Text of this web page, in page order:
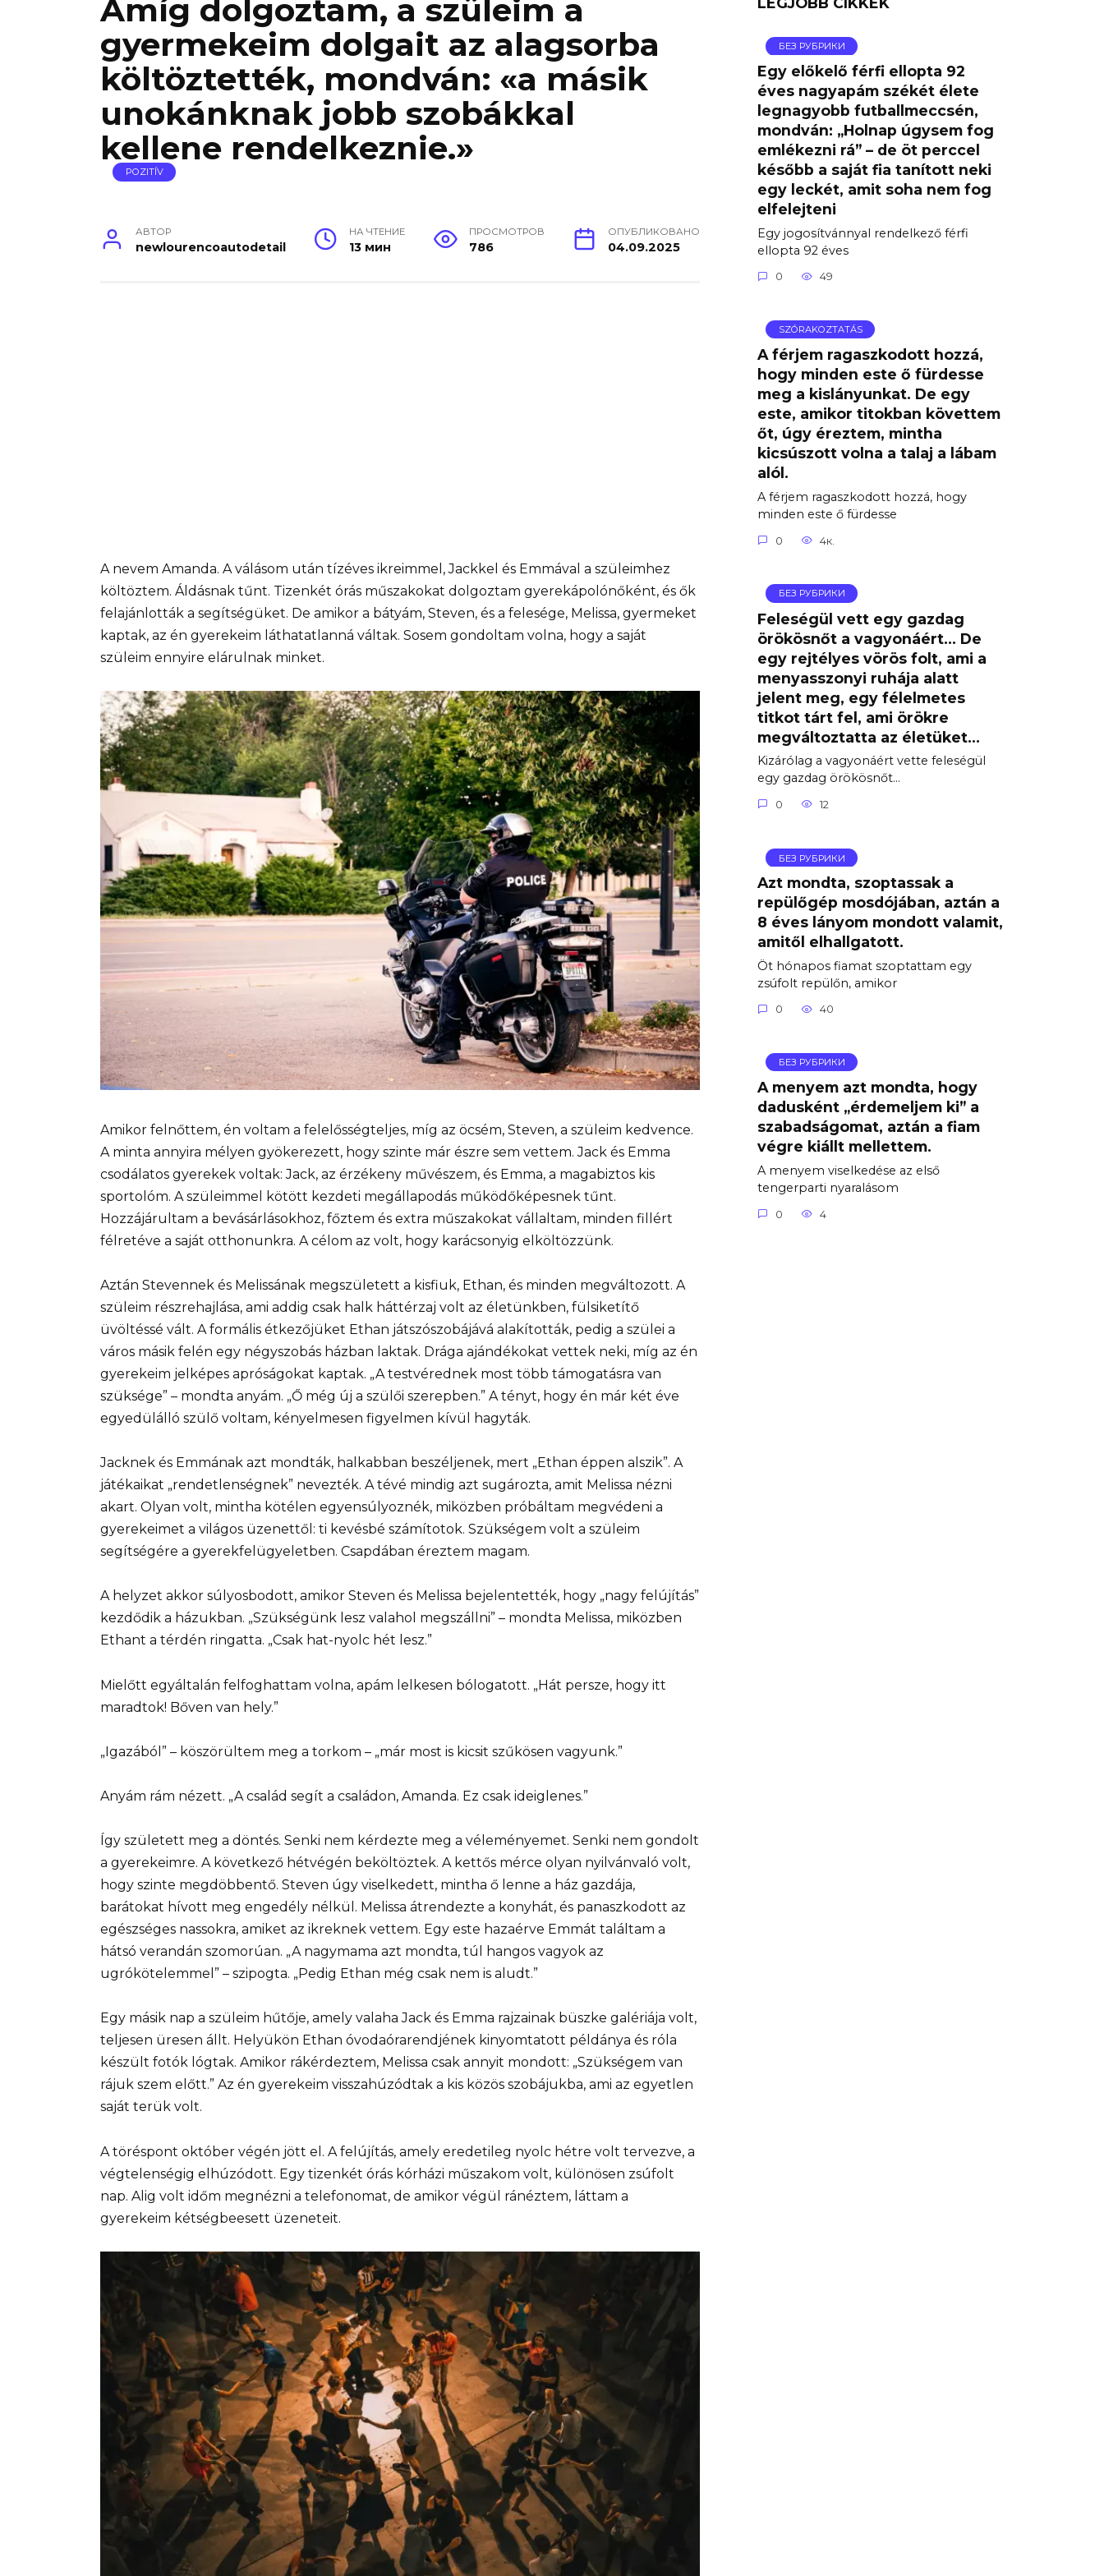
Amíg dolgoztam, a szüleim a
gyermekeim dolgait az alagsorba
költöztették, mondván: «a másik
unokánknak jobb szobákkal
kellene rendelkeznie.»
POZITÍV
АВТОР
newlourencoautodetail
НА ЧТЕНИЕ
13 мин
ПРОСМОТРОВ
786
ОПУБЛИКОВАНО
04.09.2025
A nevem Amanda. A válásom után tízéves ikreimmel, Jackkel és Emmával a szüleimhez
költöztem. Áldásnak tűnt. Tizenkét órás műszakokat dolgoztam gyerekápolónőként, és ők
felajánlották a segítségüket. De amikor a bátyám, Steven, és a felesége, Melissa, gyermeket
kaptak, az én gyerekeim láthatatlanná váltak. Sosem gondoltam volna, hogy a saját
szüleim ennyire elárulnak minket.
Amikor felnőttem, én voltam a felelősségteljes, míg az öcsém, Steven, a szüleim kedvence.
A minta annyira mélyen gyökerezett, hogy szinte már észre sem vettem. Jack és Emma
csodálatos gyerekek voltak: Jack, az érzékeny művészem, és Emma, a magabiztos kis
sportolóm. A szüleimmel kötött kezdeti megállapodás működőképesnek tűnt.
Hozzájárultam a bevásárlásokhoz, főztem és extra műszakokat vállaltam, minden fillért
félretéve a saját otthonunkra. A célom az volt, hogy karácsonyig elköltözzünk.
Aztán Stevennek és Melissának megszületett a kisfiuk, Ethan, és minden megváltozott. A
szüleim részrehajlása, ami addig csak halk háttérzaj volt az életünkben, fülsiketítő
üvöltéssé vált. A formális étkezőjüket Ethan játszószobájává alakították, pedig a szülei a
város másik felén egy négyszobás házban laktak. Drága ajándékokat vettek neki, míg az én
gyerekeim jelképes apróságokat kaptak. „A testvérednek most több támogatásra van
szüksége” – mondta anyám. „Ő még új a szülői szerepben.” A tényt, hogy én már két éve
egyedülálló szülő voltam, kényelmesen figyelmen kívül hagyták.
Jacknek és Emmának azt mondták, halkabban beszéljenek, mert „Ethan éppen alszik”. A
játékaikat „rendetlenségnek” nevezték. A tévé mindig azt sugározta, amit Melissa nézni
akart. Olyan volt, mintha kötélen egyensúlyoznék, miközben próbáltam megvédeni a
gyerekeimet a világos üzenettől: ti kevésbé számítotok. Szükségem volt a szüleim
segítségére a gyerekfelügyeletben. Csapdában éreztem magam.
A helyzet akkor súlyosbodott, amikor Steven és Melissa bejelentették, hogy „nagy felújítás”
kezdődik a házukban. „Szükségünk lesz valahol megszállni” – mondta Melissa, miközben
Ethant a térdén ringatta. „Csak hat-nyolc hét lesz.”
Mielőtt egyáltalán felfoghattam volna, apám lelkesen bólogatott. „Hát persze, hogy itt
maradtok! Bőven van hely.”
„Igazából” – köszörültem meg a torkom – „már most is kicsit szűkösen vagyunk.”
Anyám rám nézett. „A család segít a családon, Amanda. Ez csak ideiglenes.”
Így született meg a döntés. Senki nem kérdezte meg a véleményemet. Senki nem gondolt
a gyerekeimre. A következő hétvégén beköltöztek. A kettős mérce olyan nyilvánvaló volt,
hogy szinte megdöbbentő. Steven úgy viselkedett, mintha ő lenne a ház gazdája,
barátokat hívott meg engedély nélkül. Melissa átrendezte a konyhát, és panaszkodott az
egészséges nassokra, amiket az ikreknek vettem. Egy este hazaérve Emmát találtam a
hátsó verandán szomorúan. „A nagymama azt mondta, túl hangos vagyok az
ugrókötelemmel” – szipogta. „Pedig Ethan még csak nem is aludt.”
Egy másik nap a szüleim hűtője, amely valaha Jack és Emma rajzainak büszke galériája volt,
teljesen üresen állt. Helyükön Ethan óvodaórarendjének kinyomtatott példánya és róla
készült fotók lógtak. Amikor rákérdeztem, Melissa csak annyit mondott: „Szükségem van
rájuk szem előtt.” Az én gyerekeim visszahúzódtak a kis közös szobájukba, ami az egyetlen
saját terük volt.
A töréspont október végén jött el. A felújítás, amely eredetileg nyolc hétre volt tervezve, a
végtelenségig elhúzódott. Egy tizenkét órás kórházi műszakom volt, különösen zsúfolt
nap. Alig volt időm megnézni a telefonomat, de amikor végül ránéztem, láttam a
gyerekeim kétségbeesett üzeneteit.
БЕЗ РУБРИКИ
Egy előkelő férfi ellopta 92
éves nagyapám székét élete
legnagyobb futballmeccsén,
mondván: „Holnap úgysem fog
emlékezni rá” – de öt perccel
később a saját fia tanított neki
egy leckét, amit soha nem fog
elfelejteni
Egy jogosítvánnyal rendelkező férfi
ellopta 92 éves
0 49
SZÓRAKOZTATÁS
A férjem ragaszkodott hozzá,
hogy minden este ő fürdesse
meg a kislányunkat. De egy
este, amikor titokban követtem
őt, úgy éreztem, mintha
kicsúszott volna a talaj a lábam
alól.
A férjem ragaszkodott hozzá, hogy
minden este ő fürdesse
0 4к.
БЕЗ РУБРИКИ
Feleségül vett egy gazdag
örökösnőt a vagyonáért… De
egy rejtélyes vörös folt, ami a
menyasszonyi ruhája alatt
jelent meg, egy félelmetes
titkot tárt fel, ami örökre
megváltoztatta az életüket…
Kizárólag a vagyonáért vette feleségül
egy gazdag örökösnőt…
0 12
БЕЗ РУБРИКИ
Azt mondta, szoptassak a
repülőgép mosdójában, aztán a
8 éves lányom mondott valamit,
amitől elhallgatott.
Öt hónapos fiamat szoptattam egy
zsúfolt repülőn, amikor
0 40
БЕЗ РУБРИКИ
A menyem azt mondta, hogy
dadusként „érdemeljem ki” a
szabadságomat, aztán a fiam
végre kiállt mellettem.
A menyem viselkedése az első
tengerparti nyaralásom
0 4